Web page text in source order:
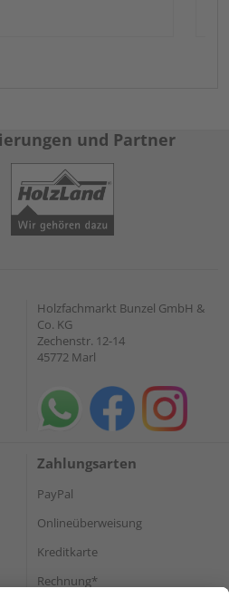
und Partner
Holzfachmarkt Bunzel GmbH &
Co. KG
Zechenstr. 12-14
45772 Marl
Zahlungsarten
PayPal
Onlineüberweisung
Kreditkarte
Rechnung*